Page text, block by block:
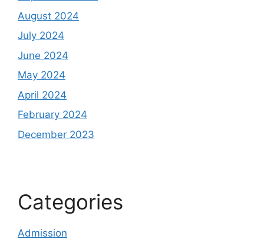
August 2024
July 2024
June 2024
May 2024
April 2024
February 2024
December 2023
Categories
Admission